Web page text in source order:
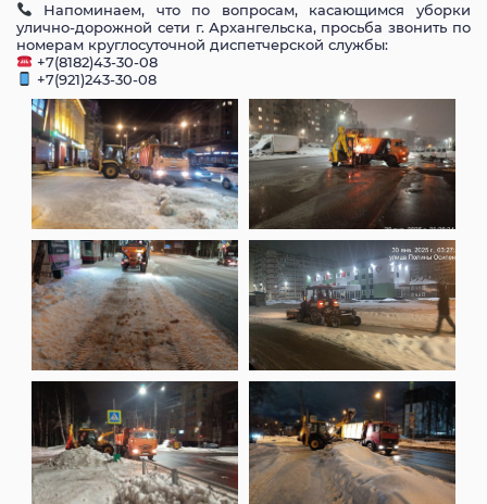
Напоминаем, что по вопросам, касающимся уборки
улично-дорожной сети г. Архангельска, просьба звонить по
номерам круглосуточной диспетчерской службы:
+7(8182)43-30-08
+7(921)243-30-08